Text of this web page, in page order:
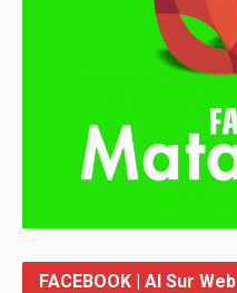
FACEBOOK | Al Sur Web